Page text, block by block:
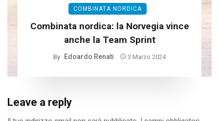
COMBINATA NORDICA
Combinata nordica: la Norvegia vince
anche la Team Sprint
By Edoardo Renati 3 Marzo 2024
Leave a reply